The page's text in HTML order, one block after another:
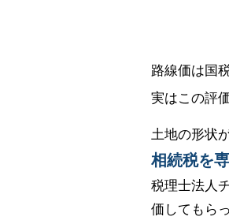
路線価は国
実はこの評
土地の形状
相続税を
税理士法人
価してもら